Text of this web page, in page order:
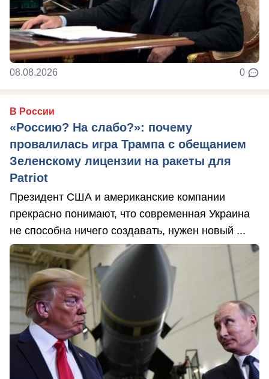
08.08.2026 0
В России
«Россию? На слабо?»: почему
провалилась игра Трампа с обещанием
Зеленскому лицензии на ракеты для
Patriot
Президент США и американские компании
прекрасно понимают, что современная Украина
не способна ничего создавать, нужен новый ...